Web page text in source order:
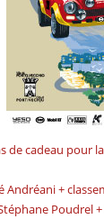
de cadeau pour
Andréani +
Poudrel